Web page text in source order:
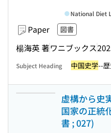
Paper 図書
楊海英 著ワニブックス
National Diet
Subject Heading 中国史学--
虚構から史
国家の正統
書 ; 027)